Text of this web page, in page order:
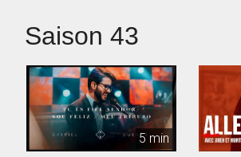
Saison 43
5 min